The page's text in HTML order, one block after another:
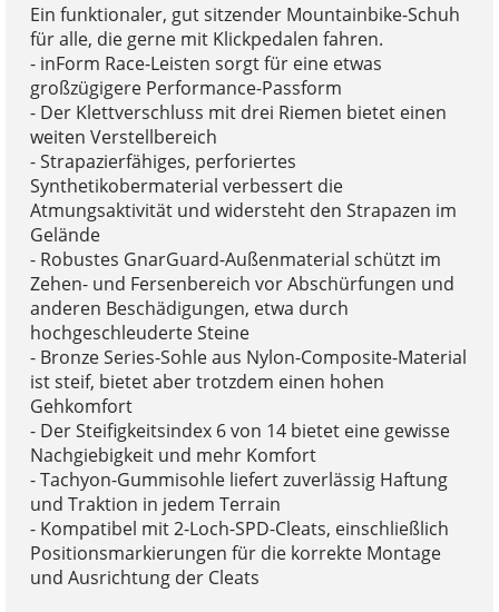
Ein funktionaler, gut sitzender Mountainbike-Schuh
für alle, die gerne mit Klickpedalen fahren.
- inForm Race-Leisten sorgt für eine etwas
großzügigere Performance-Passform
- Der Klettverschluss mit drei Riemen bietet einen
weiten Verstellbereich
- Strapazierfähiges, perforiertes
Synthetikobermaterial verbessert die
Atmungsaktivität und widersteht den Strapazen im
Gelände
- Robustes GnarGuard-Außenmaterial schützt im
Zehen- und Fersenbereich vor Abschürfungen und
anderen Beschädigungen, etwa durch
hochgeschleuderte Steine
- Bronze Series-Sohle aus Nylon-Composite-Material
ist steif, bietet aber trotzdem einen hohen
Gehkomfort
- Der Steifigkeitsindex 6 von 14 bietet eine gewisse
Nachgiebigkeit und mehr Komfort
- Tachyon-Gummisohle liefert zuverlässig Haftung
und Traktion in jedem Terrain
- Kompatibel mit 2-Loch-SPD-Cleats, einschließlich
Positionsmarkierungen für die korrekte Montage
und Ausrichtung der Cleats